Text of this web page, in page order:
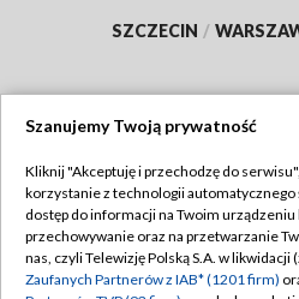
SZCZECIN /
TVP
Abonament TVP
Emisja w TVP
Polityka
Szanujemy Twoją prywatność
Kliknij "Akceptuję i przechodzę do
korzystanie z technologii automatycznego
dostęp do informacji na Twoim
przechowywanie oraz na przetwarzanie
nas, czyli Telewizję Polską S.A. w likwidacji
Zaufanych Partnerów z IAB* (1201 firm)